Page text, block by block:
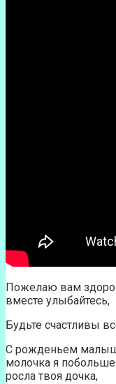
Пожелаю вам
вместе улыбайтесь,
Будьте счастливы
С рожденьем
молочка я
росла твоя дочка,